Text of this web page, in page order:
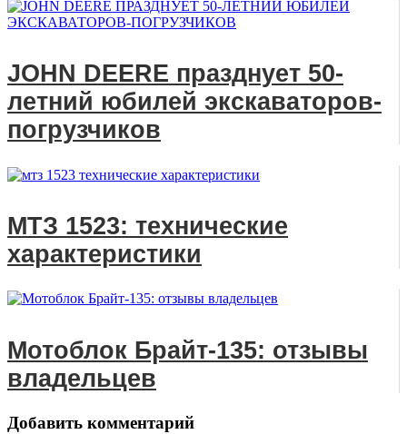
JOHN DEERE празднует 50-
летний юбилей экскаваторов-
погрузчиков
МТЗ 1523: технические
характеристики
Мотоблок Брайт-135: отзывы
владельцев
Добавить комментарий